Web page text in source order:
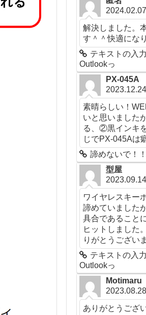
2024.02.07
解決しました。
す＾＾快適にな
テキストの入
Outlookっ
PX-045A
2023.12.24
素晴らしい！
いと思いました
る、②黒インキ
じでPX-045Aは
諦めないで！
型屋
2023.09.14
ワイヤレスキー
諦めていました
具合であること
ヒットしました
りがとうござい
テキストの入
Outlookっ
Motimaru
2023.08.28
ありがとうござ